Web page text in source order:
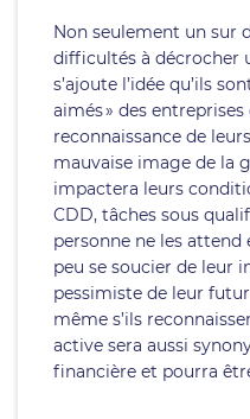
Non seulement un sur
difficultés à décrocher
s’ajoute l’idée qu’ils
aimés » des
reconnaissance de
mauvaise image de la
impactera leurs
CDD, tâches sous
personne ne les
peu se soucier de leur
pessimiste de leur
même s’ils
active sera aussi
financière et pourra